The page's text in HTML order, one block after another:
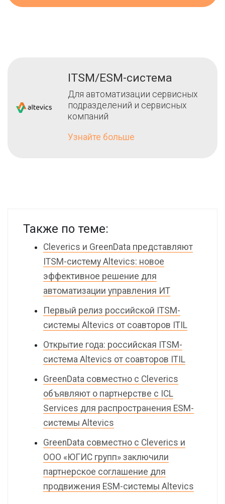
ITSM/ESM-система
Для автоматизации сервисных
подразделений и сервисных
компаний
Узнайте больше
Также по теме:
Cleverics и GreenData представляют
ITSM-систему Altevics: новое
эффективное решение для
автоматизации управления ИТ
Первый релиз российской ITSM-
системы Altevics от соавторов ITIL
Открытие года: российская ITSM-
система Altevics от соавторов ITIL
GreenData совместно с Cleverics
объявляют о партнерстве c ICL
Services для распространения ESM-
системы Altevics
GreenData совместно с Cleverics и
ООО «ЮГИС групп» заключили
партнерское соглашение для
продвижения ESM-системы Altevics